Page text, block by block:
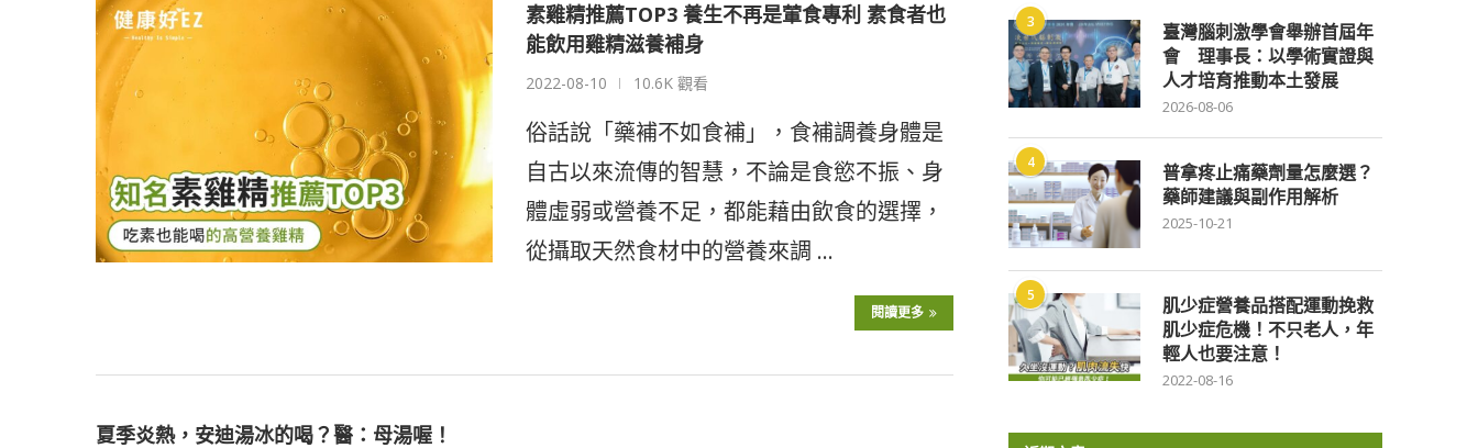
素雞精推薦TOP3 養生不再是葷食專利 素食者也
能飲用雞精滋養補身
2022-08-10 10.6K 觀看
俗話說「藥補不如食補」，食補調養身體是
自古以來流傳的智慧，不論是食慾不振、身
體虛弱或營養不足，都能藉由飲食的選擇，
從攝取天然食材中的營養來調 …
閱讀更多
夏季炎熱，安迪湯冰的喝？醫：母湯喔！
3
臺灣腦刺激學會舉辦首屆年
會 理事長：以學術實證與
人才培育推動本土發展
2026-08-06
4
普拿疼止痛藥劑量怎麼選？
藥師建議與副作用解析
2025-10-21
5
肌少症營養品搭配運動挽救
肌少症危機！不只老人，年
輕人也要注意！
2022-08-16